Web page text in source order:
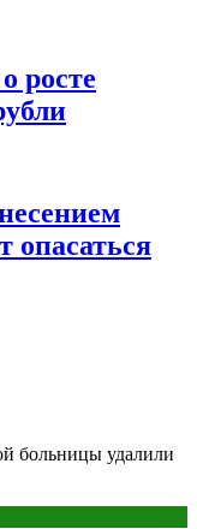
росте
опасаться
больницы удалили